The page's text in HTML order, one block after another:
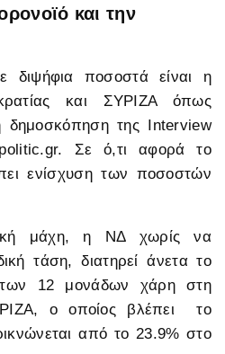
και την
διψήφια ποσοστά είναι η
και ΣΥΡΙΖΑ όπως
δημοσκόπηση της Interview
Σε ό,τι αφορά το
ενίσχυση των ποσοστών
μάχη, η ΝΔ χωρίς να
τάση, διατηρεί άνετα το
των 12 μονάδων χάρη στη
ο οποίος βλέπει το
από το 23.9% στο